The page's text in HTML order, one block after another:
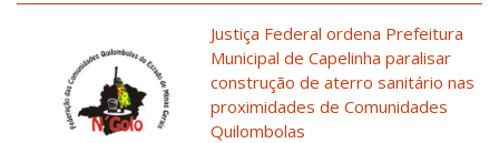
Justiça Federal ordena Prefeitura
Municipal de Capelinha paralisar
construção de aterro sanitário nas
proximidades de Comunidades
Quilombolas